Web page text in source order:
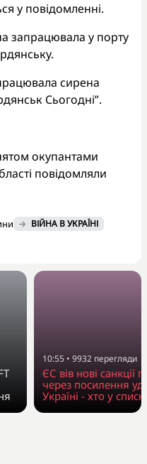
у повідомленні.
запрацювала у порту
сирена
Сьогодні”.
окупантами
повідомляли
ВІЙНА В УКРАЇНІ
10:55 • 9932 перегляди
ЄС вів нові санкції
через посилення
Україні - хто у